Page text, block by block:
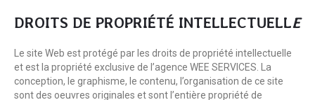
DROITS DE PROPRIÉTÉ INTELLECTUELLE
Le site Web est protégé par les droits de propriété intellectuelle
et est la propriété exclusive de l’agence WEE SERVICES. La
conception, le graphisme, le contenu, l’organisation de ce site
sont des oeuvres originales et sont l’entière propriété de